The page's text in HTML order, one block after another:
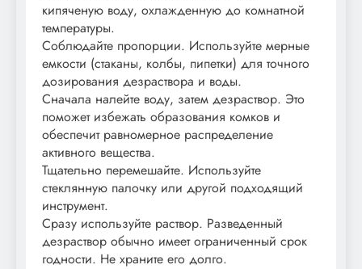
кипяченую воду, охлажденную до комнатной
температуры.
Соблюдайте пропорции. Используйте мерные
емкости (стаканы, колбы, пипетки) для точного
дозирования дезраствора и воды.
Сначала налейте воду, затем дезраствор. Это
поможет избежать образования комков и
обеспечит равномерное распределение
активного вещества.
Тщательно перемешайте. Используйте
стеклянную палочку или другой подходящий
инструмент.
Сразу используйте раствор. Разведенный
дезраствор обычно имеет ограниченный срок
годности. Не храните его долго.